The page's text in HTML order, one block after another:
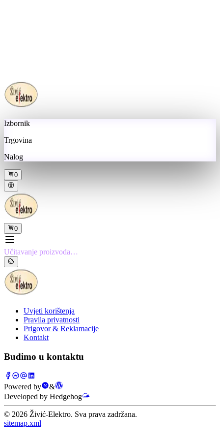
Izbornik
Trgovina
Nalog
0
0
Učitavanje proizvoda…
Uvjeti korištenja
Pravila privatnosti
Prigovor & Reklamacije
Kontakt
Budimo u kontaktu
Powered by
&
Developed by Hedgehog
© 2026 Živić-Elektro. Sva prava zadržana.
sitemap.xml